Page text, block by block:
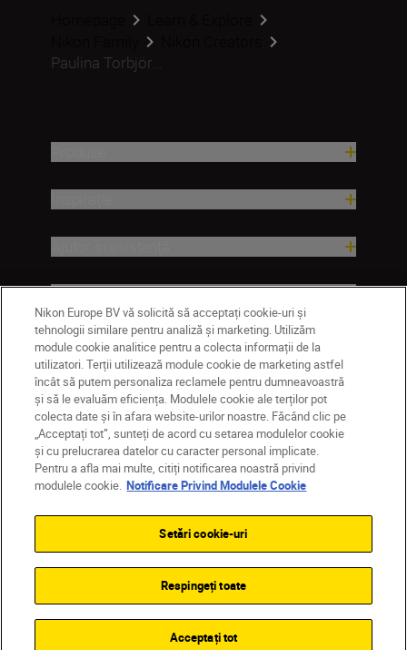
Paulina Torbjör...
Companie
MD Nikon Sites
Contactaţi-ne
Politică de confidențialitate
Termeni de utilizare
Notificare privind modulele cookie
Nikon Europe BV vă solicită să acceptați cookie-uri și
tehnologii similare pentru analiză și marketing. Utilizăm
module cookie analitice pentru a colecta informații de la
utilizatori. Terții utilizează module cookie de marketing astfel
încât să putem personaliza reclamele pentru dumneavoastră
și să le evaluăm eficiența. Modulele cookie ale terților pot
colecta date și în afara website-urilor noastre. Făcând clic pe
„Acceptați tot”, sunteți de acord cu setarea modulelor cookie
și cu prelucrarea datelor cu caracter personal implicate.
Pentru a afla mai multe, citiți notificarea noastră privind
modulele cookie. Notificare Privind Modulele Cookie
Setări cookie-uri
Respingeți toate
Acceptați tot